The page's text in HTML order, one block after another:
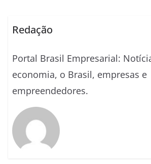
Redação
Portal Brasil Empresarial:
economia, o Brasil, empresas e
empreendedores.